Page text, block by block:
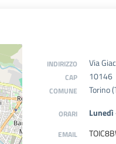
INDIRIZZO Via
CAP 10146
COMUNE Torino
ORARI Lunedì
EMAIL